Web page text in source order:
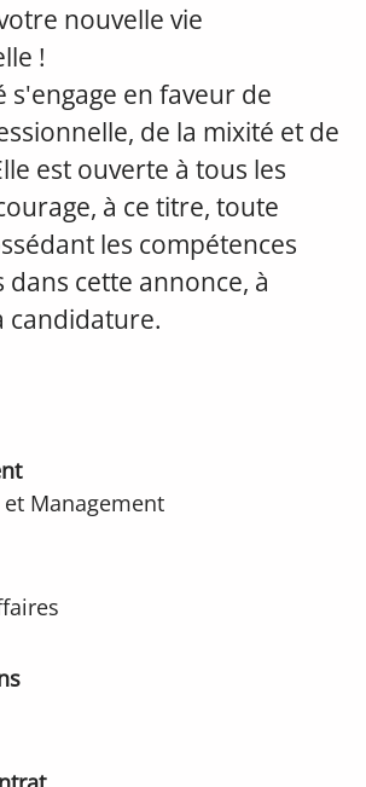
nouvelle vie
!
s'engage en faveur de
de la mixité et de
est ouverte à tous les
à ce titre, toute
les compétences
cette annonce, à
candidature.
Management